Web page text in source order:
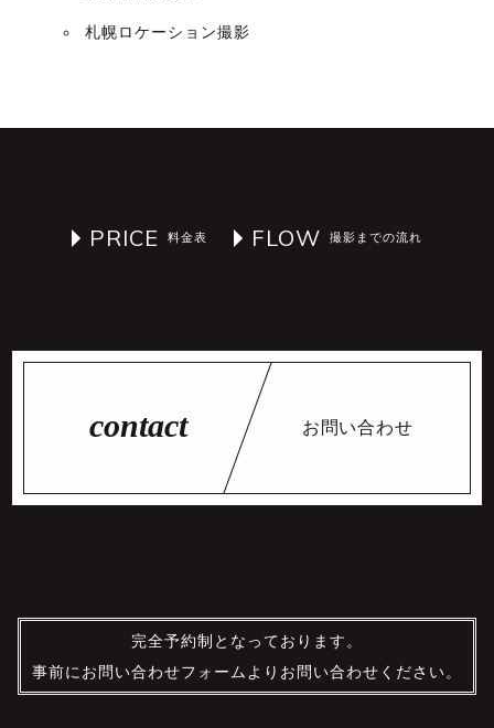
札幌ロケーション撮影
PRICE FLOW
お問い合わせ
完全予約制となっております。
事前にお問い合わせフォームよりお問い合わせください。